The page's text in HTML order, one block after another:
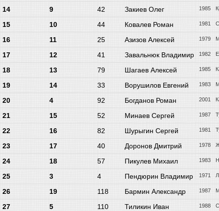
14 9 42 Закиев Олег 1985
15 10 44 Ковалев Роман 1981
16 11 25 Азизов Алексей 1979
17 12 41 Завальнюк Владимир 1982
18 13 79 Шагаев Алексей 1985
19 14 33 Ворушилов Евгений 1983
20 4 92 Богданов Роман 2001
21 15 52 Минаев Сергей 1987
22 16 82 Шурыгин Сергей 1981
23 17 40 Доронов Дмитрий 1978
24 18 57 Пикулев Михаил 1983
25 3 4 Пендюрин Владимир 1971
26 19 118 Бармин Александр 1987
27 5 110 Тиликин Иван 1988